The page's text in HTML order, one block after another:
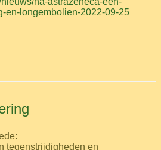
en-longembolien-2022-09-25
tegenstrijdigheden en